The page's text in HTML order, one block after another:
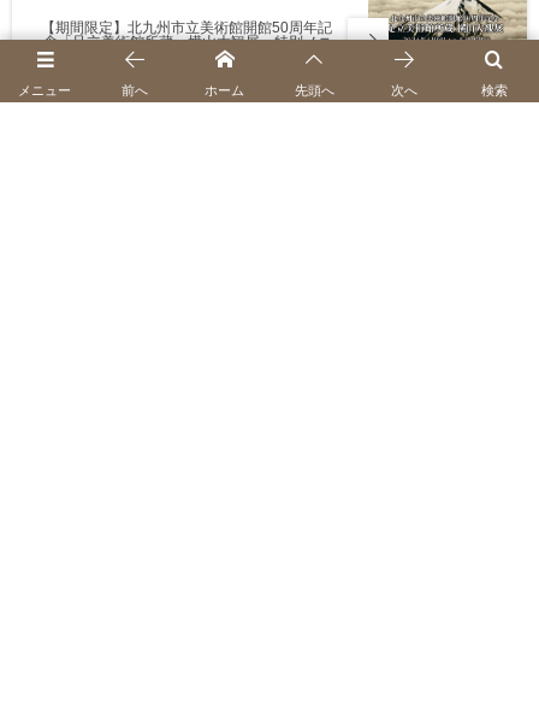
【期間限定】北九州市立美術館開館50周年記
念「足立美術館所蔵 横山大観展」特別メニ
ュー
メニュー 検索
前へ ホーム 先頭へ 次へ